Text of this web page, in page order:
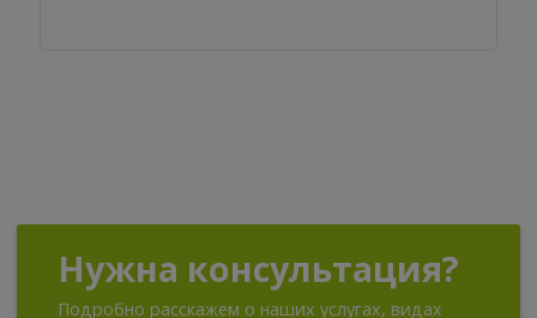
Нужна консультация?
Подробно расскажем о наших услугах, видах